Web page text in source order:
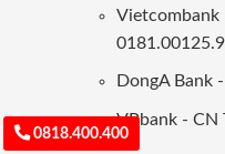
Vietcombank
DongA Bank
VPbank - CN
0818.400.400